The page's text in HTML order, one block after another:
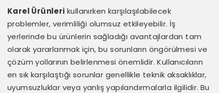
Karel Ürünleri kullanırken karşılaşılabilecek
problemler, verimliliği olumsuz etkileyebilir. İş
yerlerinde bu ürünlerin sağladığı avantajlardan tam
olarak yararlanmak için, bu sorunların öngörülmesi ve
çözüm yollarının belirlenmesi önemlidir. Kullanıcıların
en sık karşılaştığı sorunlar genellikle teknik aksaklıklar,
uyumsuzluklar veya yanlış yapılandırmalarla ilgilidir. Bu